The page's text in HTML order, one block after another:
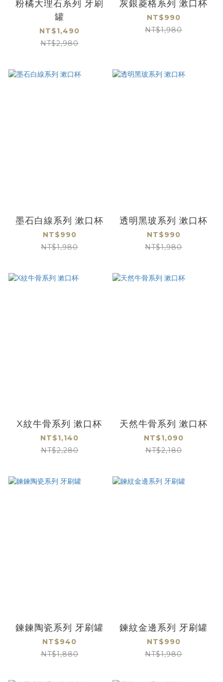
粉橘大理石系列 牙刷
罐
NT$1,490
NT$2,980
灰銀菱格系列 漱口杯
NT$990
NT$1,980
墨石白線系列 漱口杯
NT$990
NT$1,980
透明黑玻系列 漱口杯
NT$990
NT$1,980
X紋牛骨系列 漱口杯
NT$1,140
NT$2,280
天然牛骨系列 漱口杯
NT$1,090
NT$2,180
鍊鍊陶瓷系列 牙刷罐
NT$940
NT$1,880
鍊紋金邊系列 牙刷罐
NT$990
NT$1,980